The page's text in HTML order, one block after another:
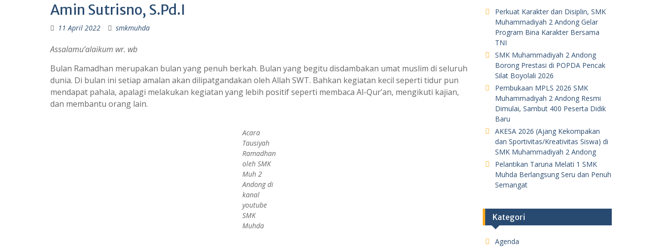
(TKJ) Desain Komunikasi Visual (DKV) PILIHAN...
Amin Sutrisno, S.Pd.I
11 April 2022 smkmuhda
Assalamu’alaikum wr. wb
Bulan Ramadhan merupakan bulan yang penuh berkah. Bulan yang begitu disdambakan umat muslim di seluruh
dunia. Di bulan ini setiap amalan akan dilipatgandakan oleh Allah SWT. Bahkan kegiatan kecil seperti tidur pun
mendapat pahala, apalagi melakukan kegiatan yang lebih positif seperti membaca Al-Qur’an, mengikuti kajian,
dan membantu orang lain.
Acara
Tausiyah
Ramadhan
oleh SMK
Muh 2
Andong di
kanal
youtube
SMK
Muhda
Perkuat Karakter dan Disiplin, SMK
Muhammadiyah 2 Andong Gelar
Program Bina Karakter Bersama
TNI
SMK Muhammadiyah 2 Andong
Borong Prestasi di POPDA Pencak
Silat Boyolali 2026
Pembukaan MPLS 2026 SMK
Muhammadiyah 2 Andong Resmi
Dimulai, Sambut 400 Peserta Didik
Baru
AKESA 2026 (Ajang Kekompakan
dan Sportivitas/Kreativitas Siswa) di
SMK Muhammadiyah 2 Andong
Pelantikan Taruna Melati 1 SMK
Muhda Berlangsung Seru dan Penuh
Semangat
Kategori
Agenda